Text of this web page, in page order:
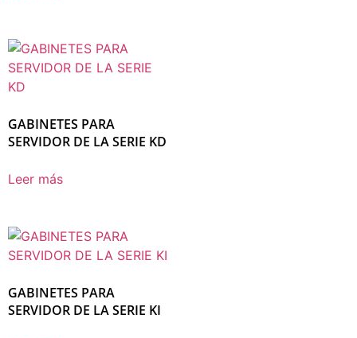
GABINETES PARA
SERVIDOR DE LA SERIE KD
Leer más
GABINETES PARA
SERVIDOR DE LA SERIE KI